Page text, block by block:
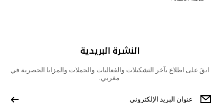
النشرة البريدية
ابقَ على اطلاع بآخر التشكيلات والفعاليات والحملات والمزايا الحصرية في
مغربي.